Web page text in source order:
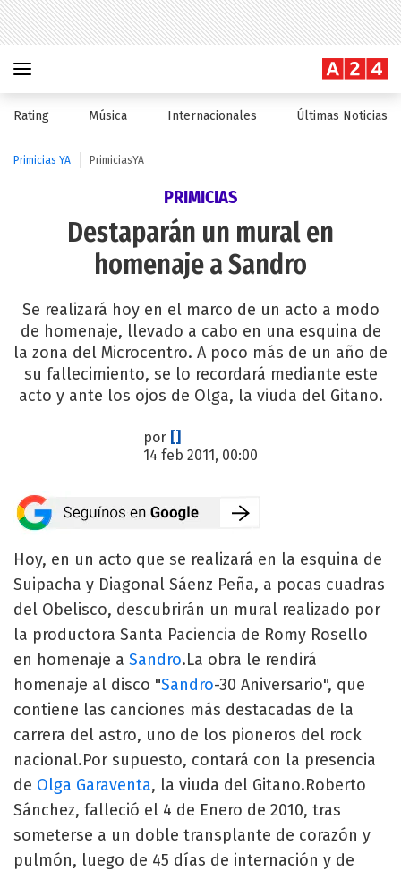
Rating Música Internacionales Últimas Noticias
Primicias YA PrimiciasYA
PRIMICIAS
Destaparán un mural en
homenaje a Sandro
Se realizará hoy en el marco de un acto a modo
de homenaje, llevado a cabo en una esquina de
la zona del Microcentro. A poco más de un año de
su fallecimiento, se lo recordará mediante este
acto y ante los ojos de Olga, la viuda del Gitano.
por []
14 feb 2011, 00:00
Hoy, en un acto que se realizará en la esquina de
Suipacha y Diagonal Sáenz Peña, a pocas cuadras
del Obelisco, descubrirán un mural realizado por
la productora Santa Paciencia de Romy Rosello
en homenaje a Sandro.La obra le rendirá
homenaje al disco "Sandro-30 Aniversario", que
contiene las canciones más destacadas de la
carrera del astro, uno de los pioneros del rock
nacional.Por supuesto, contará con la presencia
de Olga Garaventa, la viuda del Gitano.Roberto
Sánchez, falleció el 4 de Enero de 2010, tras
someterse a un doble transplante de corazón y
pulmón, luego de 45 días de internación y de